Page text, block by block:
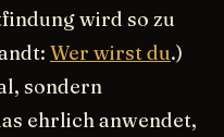
wird so zu
Wer wirst du.)
sondern
ehrlich anwendet,